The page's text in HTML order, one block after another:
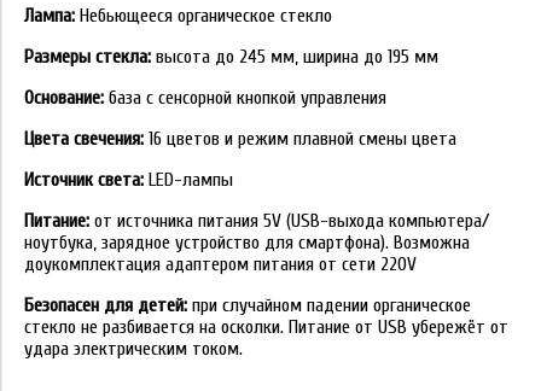
Лампа: Небьющееся органическое стекло
Размеры стекла: высота до 245 мм, ширина до 195 мм
Основание: база с сенсорной кнопкой управления
Цвета свечения: 16 цветов и режим плавной смены цвета
Источник света: LED-лампы
Питание: от источника питания 5V (USB-выхода компьютера/
ноутбука, зарядное устройство для смартфона). Возможна
доукомплектация адаптером питания от сети 220V
Безопасен для детей: при случайном падении органическое
стекло не разбивается на осколки. Питание от USB убережёт от
удара электрическим током.